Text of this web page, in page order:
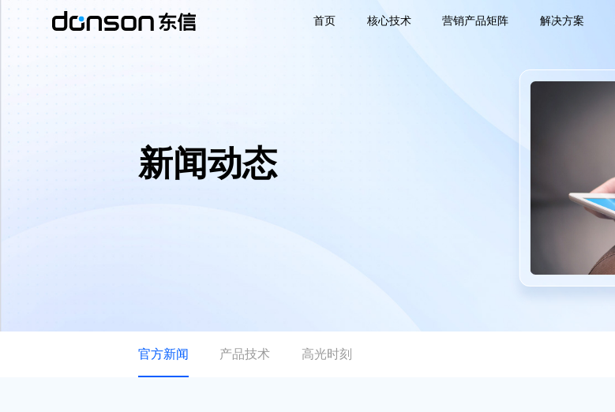
首页 核心技术 营销产品矩阵 解决方案
首页
新闻动态
官方新闻 产品技术 高光时刻